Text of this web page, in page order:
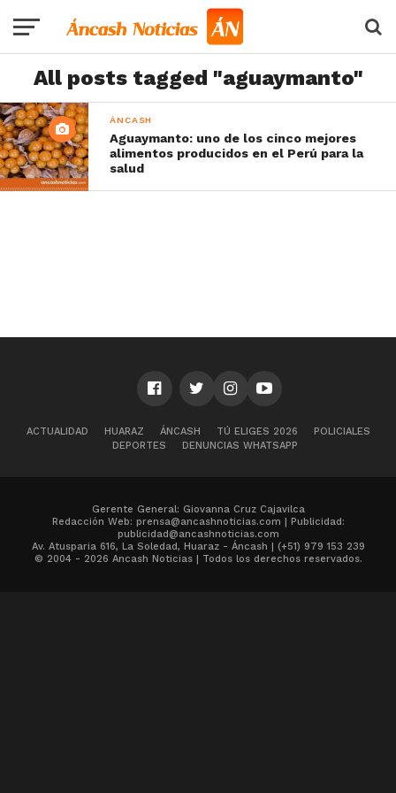
All posts tagged "aguaymanto"
ÁNCASH
Aguaymanto: uno de los cinco mejores
alimentos producidos en el Perú para la
salud
ACTUALIDAD HUARAZ ÁNCASH TÚ ELIGES 2026
POLICIALES
DEPORTES
DENUNCIAS WHATSAPP
Gerente General: Giovanna Cruz Cajavilca
Redacción Web: prensa@ancashnoticias.com | Publicidad:
publicidad@ancashnoticias.com
Av. Atusparia 616, La Soledad, Huaraz - Áncash | (+51) 979 153 239
© 2004 - 2026 Ancash Noticias | Todos los derechos reservados.